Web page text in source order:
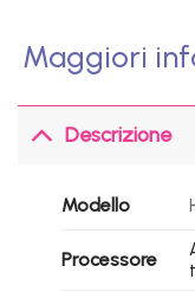
Maggiori
Descrizione
Modello
Processore